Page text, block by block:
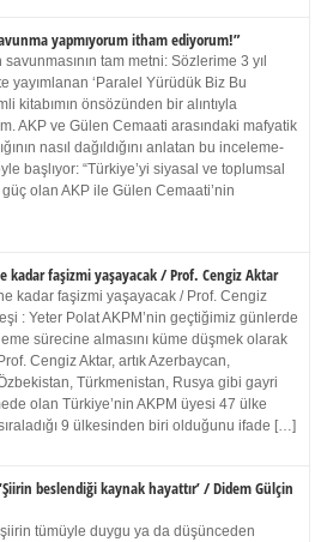
yapmıyorum itham ediyorum!”
savunmasının tam metni: Sözlerime 3 yıl
yayımlanan ‘Paralel Yürüdük Biz Bu
kitabımın önsözünden bir alıntıyla
AKP ve Gülen Cemaati arasındaki mafyatik
nasıl dağıldığını anlatan bu inceleme-
başlıyor: “Türkiye’yi siyasal ve toplumsal
olan AKP ile Gülen Cemaati’nin
kadar faşizmi yaşayacak / Prof. Cengiz Aktar
kadar faşizmi yaşayacak / Prof. Cengiz
: Yeter Polat AKPM’nin geçtiğimiz günlerde
sürecine almasını küme düşmek olarak
Cengiz Aktar, artık Azerbaycan,
Özbekistan, Türkmenistan, Rusya gibi gayri
olan Türkiye’nin AKPM üyesi 47 ülke
9 ülkesinden biri olduğunu ifade […]
beslendiği kaynak hayattır’ / Didem Gülçin
tümüyle duygu ya da düşünceden